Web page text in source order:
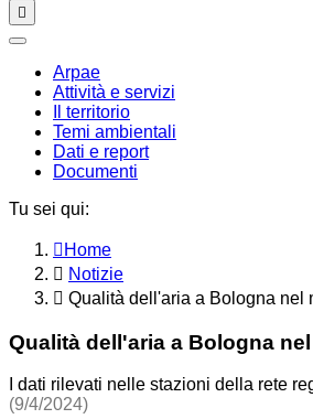
Toggle
navigation
chiudi
Arpae
Attività e servizi
Il territorio
Temi ambientali
Dati e report
Documenti
Tu sei qui:
Home
Notizie
Qualità dell'aria a Bologna nel
Qualità dell'aria a Bologna
I dati rilevati nelle stazioni della rete
(9/4/2024)